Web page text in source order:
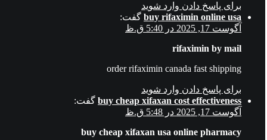
برای پاسخ دادن وارد شوید
buy rifaximin online usa گفت:
آگوست 17, 2025 در 5:40 ق.ظ
rifaximin by mail
order rifaximin canada fast shipping
برای پاسخ دادن وارد شوید
buy cheap xifaxan cost effectiveness گفت:
آگوست 17, 2025 در 5:48 ق.ظ
buy cheap xifaxan usa online pharmacy